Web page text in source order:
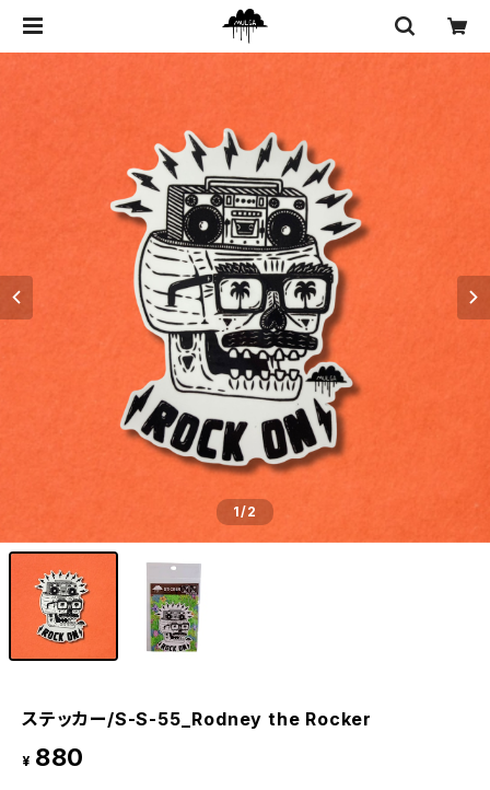
1/2
ステッカー/S-S-55_Rodney the Rocker
¥ 880